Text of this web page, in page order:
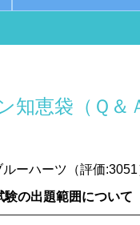
知恵袋（Ｑ
ルーハーツ（評価:3051
験の出題範囲について